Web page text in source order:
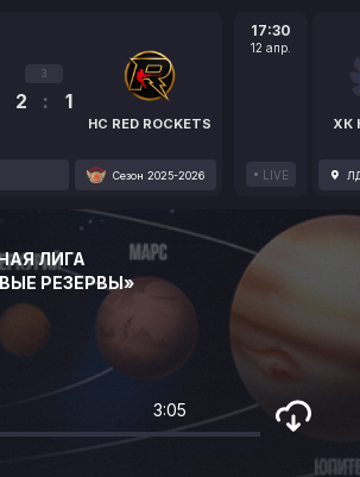
3
2 : 1
HC RED ROCKETS
Сезон 2025-2026
17:30
12 апр.
LIVE
ХК
ЛИГА
РЕЗЕРВЫ»
3:05